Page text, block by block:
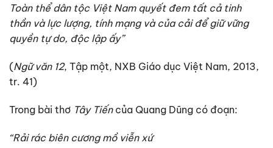
Toàn thể dân tộc Việt Nam quyết đem tất cả tinh
thần và lực lượng, tính mạng và của cải để giữ vững
quyền tự do, độc lập ấy”
(Ngữ văn 12, Tập một, NXB Giáo dục Việt Nam, 2013,
tr. 41)
Trong bài thơ Tây Tiến của Quang Dũng có đoạn:
“Rải rác biên cương mồ viễn xứ